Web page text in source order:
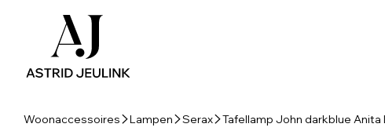
Woonaccessoires Lampen Serax Tafellamp John darkblue Anita